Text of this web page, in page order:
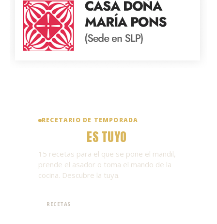
RECETARIO DE TEMPORADA
ES TUYO
15 recetas para el que se pone el mandil,
prende el asador o toma el mando de la
cocina. Descubre la tuya.
RECETAS